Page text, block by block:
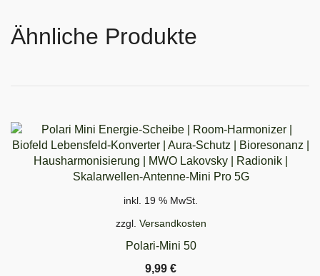
Ähnliche Produkte
SCHNELLANSICHT
inkl. 19 % MwSt.
zzgl. Versandkosten
Polari-Mini 50
9,99 €